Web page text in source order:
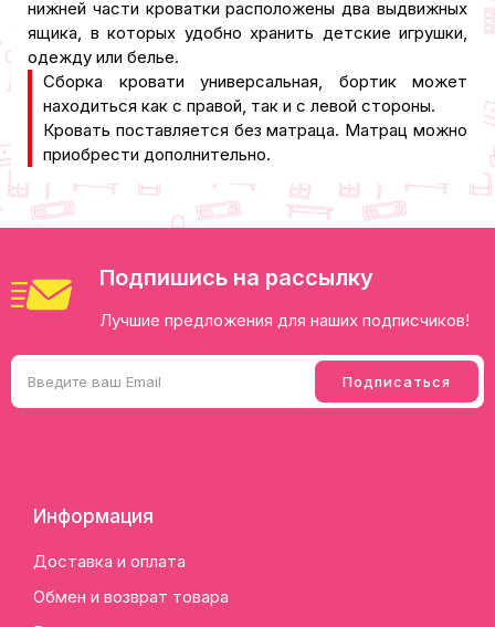
нижней части кроватки расположены два выдвижных
ящика, в которых удобно хранить детские игрушки,
одежду или белье.
Сборка кровати универсальная, бортик может
находиться как с правой, так и с левой стороны.
Кровать поставляется без матраца. Матрац можно
приобрести дополнительно.
Подпишись на рассылку
Лучшие предложения для наших подписчиков!
Информация
Доставка и оплата
Обмен и возврат товара